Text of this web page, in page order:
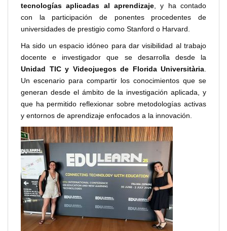
tecnologías aplicadas al aprendizaje, y ha contado
con la participación de ponentes procedentes de
universidades de prestigio como Stanford o Harvard.
Ha sido un espacio idóneo para dar visibilidad al trabajo
docente e investigador que se desarrolla desde la
Unidad TIC y Videojuegos de Florida Universitària.
Un escenario para compartir los conocimientos que se
generan desde el ámbito de la investigación aplicada, y
que ha permitido reflexionar sobre metodologías activas
y entornos de aprendizaje enfocados a la innovación.